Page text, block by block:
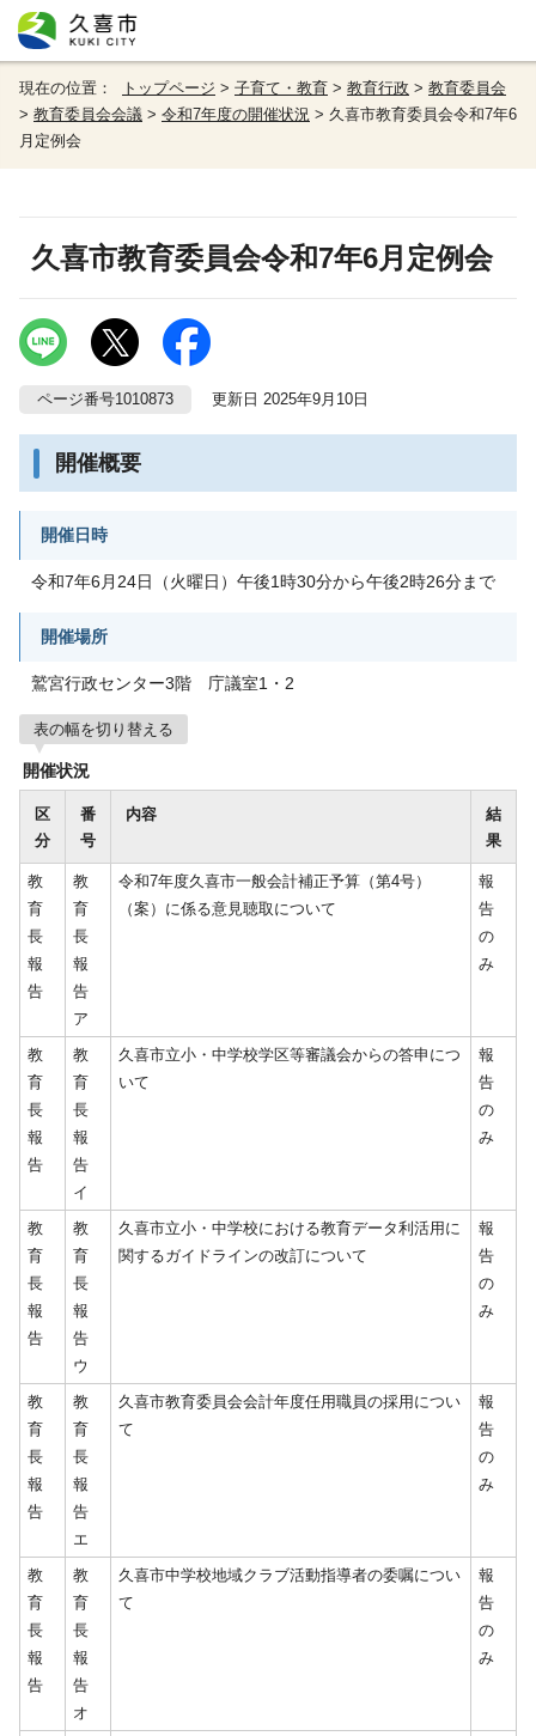
現在の位置： トップページ > 子育て・教育 > 教育行政 > 教育委員会
> 教育委員会会議 > 令和7年度の開催状況 > 久喜市教育委員会令和7年6
月定例会
久喜市教育委員会令和7年6月定例会
ページ番号1010873 更新日 2025年9月10日
開催概要
開催日時
令和7年6月24日（火曜日）午後1時30分から午後2時26分まで
開催場所
鷲宮行政センター3階 庁議室1・2
表の幅を切り替える
開催状況
区
分
番
号
内容
結
果
教
育
長
報
告
教
育
長
報
告
ア
令和7年度久喜市一般会計補正予算（第4号）
（案）に係る意見聴取について
報
告
の
み
教
育
長
報
告
教
育
長
報
告
イ
久喜市立小・中学校学区等審議会からの答申につ
いて
報
告
の
み
教
育
長
報
告
教
育
長
報
告
ウ
久喜市立小・中学校における教育データ利活用に
関するガイドラインの改訂について
報
告
の
み
教
育
長
報
告
教
育
長
報
告
エ
久喜市教育委員会会計年度任用職員の採用につい
て
報
告
の
み
教
育
長
報
告
教
育
長
報
告
オ
久喜市中学校地域クラブ活動指導者の委嘱につい
て
報
告
の
み